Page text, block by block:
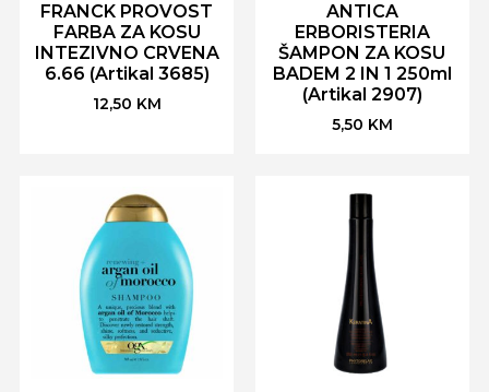
FRANCK PROVOST
FARBA ZA KOSU
INTEZIVNO CRVENA
6.66 (Artikal 3685)
12,50 KM
ANTICA
ERBORISTERIA
ŠAMPON ZA KOSU
BADEM 2 IN 1 250ml
(Artikal 2907)
5,50 KM